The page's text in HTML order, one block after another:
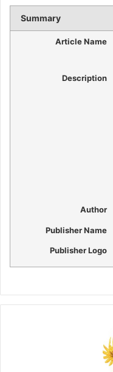
Summary
Article Name
Description
Author
Publisher Name
Publisher Logo